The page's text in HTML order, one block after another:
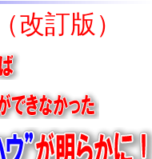
（改訂版）